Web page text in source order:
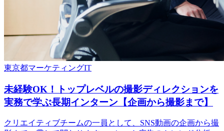
東京都マーケティングIT
未経験OK！トップレベルの撮影ディレクションを
実務で学ぶ長期インターン【企画から撮影まで】
クリエイティブチームの一員として、SNS動画の企画から撮